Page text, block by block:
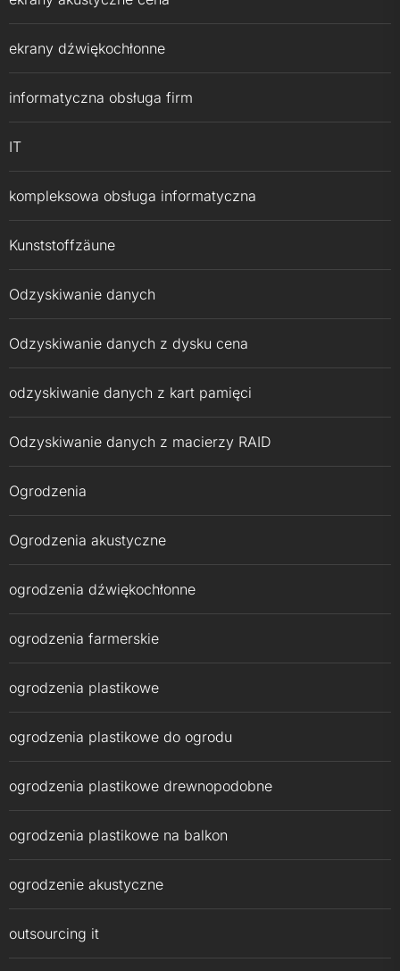
ekrany dźwiękochłonne
informatyczna obsługa firm
IT
kompleksowa obsługa informatyczna
Kunststoffzäune
Odzyskiwanie danych
Odzyskiwanie danych z dysku cena
odzyskiwanie danych z kart pamięci
Odzyskiwanie danych z macierzy RAID
Ogrodzenia
Ogrodzenia akustyczne
ogrodzenia dźwiękochłonne
ogrodzenia farmerskie
ogrodzenia plastikowe
ogrodzenia plastikowe do ogrodu
ogrodzenia plastikowe drewnopodobne
ogrodzenia plastikowe na balkon
ogrodzenie akustyczne
outsourcing it